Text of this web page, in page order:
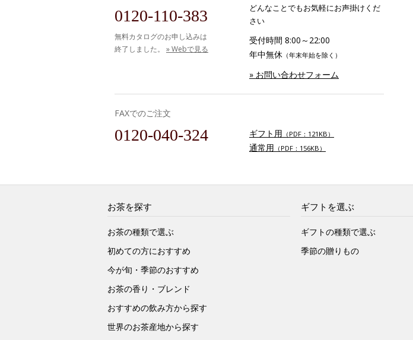
0120-110-383
無料カタログのお申し込みは
終了しました。 » Webで見る
どんなことでもお気軽にお声掛けくだ
さい
受付時間 8:00～22:00
年中無休 （年末年始を除く）
» お問い合わせフォーム
FAXでのご注文
0120-040-324 ギフト用 （PDF：121KB）
通常用 （PDF：156KB）
お茶を探す
お茶の種類で選ぶ
初めての方におすすめ
今が旬・季節のおすすめ
お茶の香り・ブレンド
おすすめの飲み方から探す
世界のお茶産地から探す
ギフトを選ぶ
ギフトの種類で選ぶ
季節の贈りもの